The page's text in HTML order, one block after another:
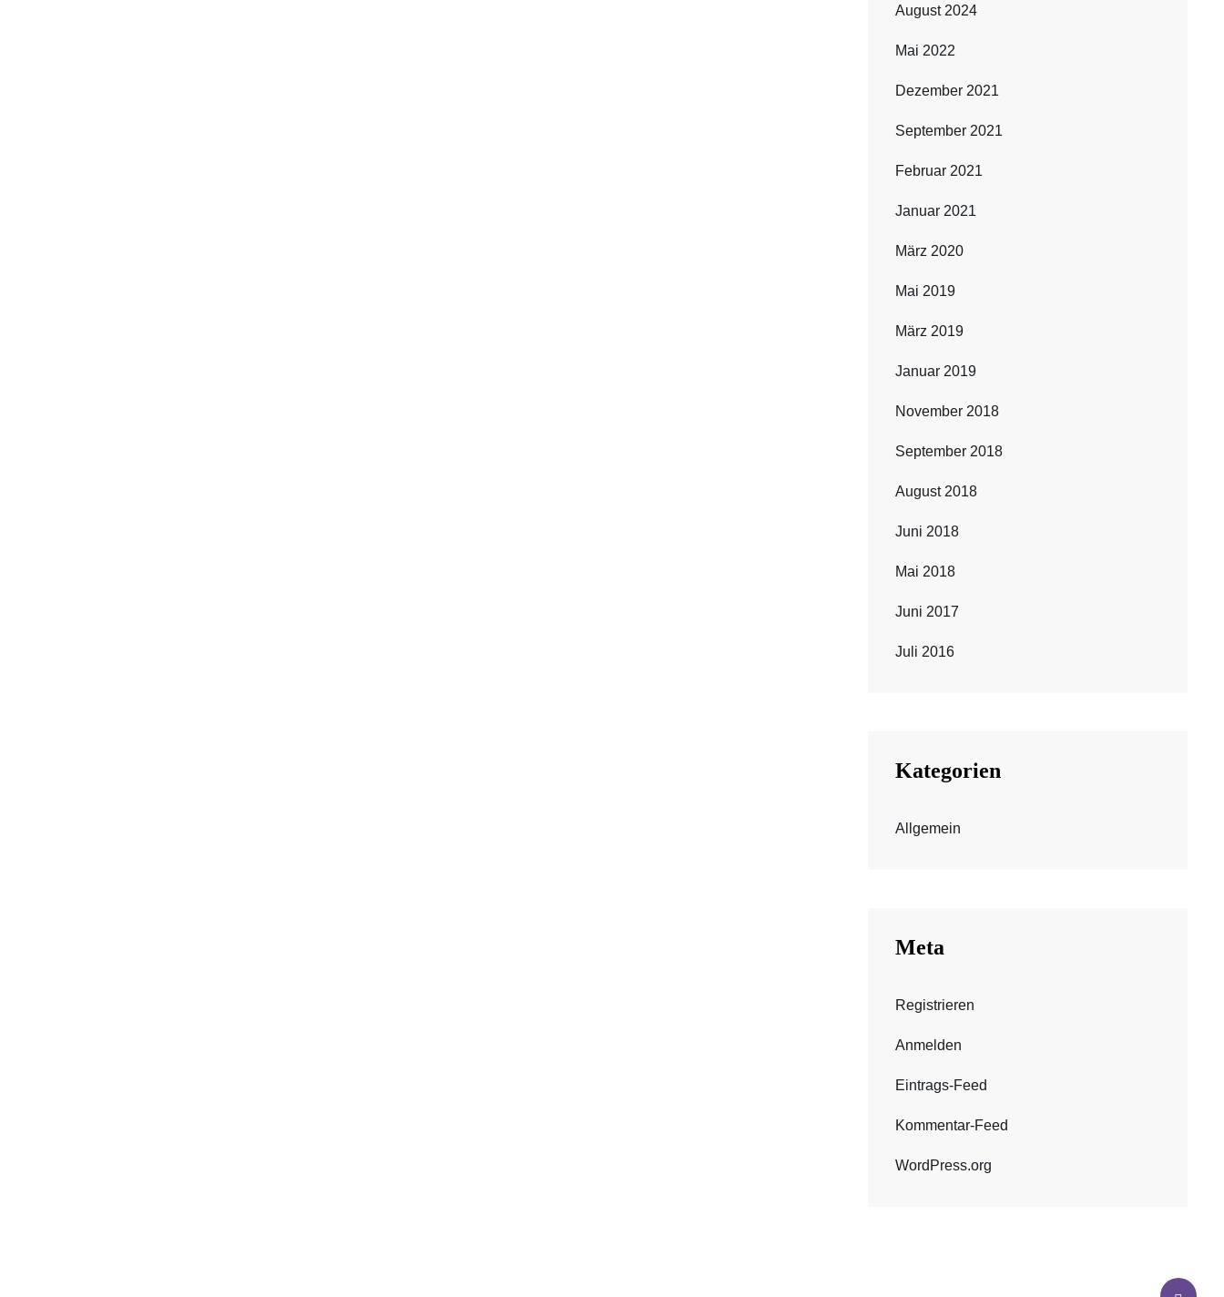
August 2024
Mai 2022
Dezember 2021
September 2021
Februar 2021
Januar 2021
März 2020
Mai 2019
März 2019
Januar 2019
November 2018
September 2018
August 2018
Juni 2018
Mai 2018
Juni 2017
Juli 2016
Kategorien
Allgemein
Meta
Registrieren
Anmelden
Eintrags-Feed
Kommentar-Feed
WordPress.org